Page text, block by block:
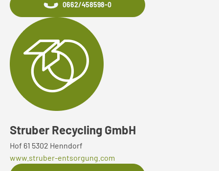
0662/458598-0
Struber Recycling GmbH
Hof 61 5302 Henndorf
www.struber-entsorgung.com